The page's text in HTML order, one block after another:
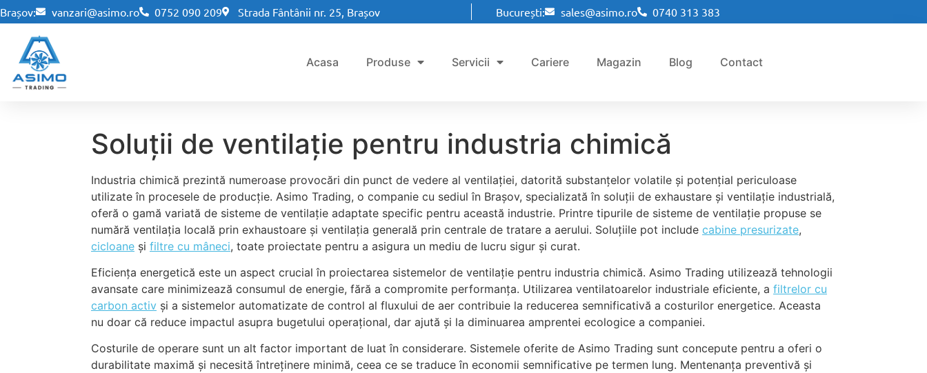
Brașov: vanzari@asimo.ro 0752 090 209 Strada Fântânii nr. 25, Brașov București: sales@asimo.ro 0740 313 383
Acasa Produse Servicii Cariere Magazin Blog Contact
Soluții de ventilație pentru industria chimică
Industria chimică prezintă numeroase provocări din punct de vedere al ventilației, datorită substanțelor volatile și potențial periculoase
utilizate în procesele de producție. Asimo Trading, o companie cu sediul în Brașov, specializată în soluții de exhaustare și ventilație industrială,
oferă o gamă variată de sisteme de ventilație adaptate specific pentru această industrie. Printre tipurile de sisteme de ventilație propuse se
numără ventilația locală prin exhaustoare și ventilația generală prin centrale de tratare a aerului. Soluțiile pot include cabine presurizate,
cicloane și filtre cu mâneci, toate proiectate pentru a asigura un mediu de lucru sigur și curat.
Eficiența energetică este un aspect crucial în proiectarea sistemelor de ventilație pentru industria chimică. Asimo Trading utilizează tehnologii
avansate care minimizează consumul de energie, fără a compromite performanța. Utilizarea ventilatoarelor industriale eficiente, a filtrelor cu
carbon activ și a sistemelor automatizate de control al fluxului de aer contribuie la reducerea semnificativă a costurilor energetice. Aceasta
nu doar că reduce impactul asupra bugetului operațional, dar ajută și la diminuarea amprentei ecologice a companiei.
Costurile de operare sunt un alt factor important de luat în considerare. Sistemele oferite de Asimo Trading sunt concepute pentru a oferi o
durabilitate maximă și necesită întreținere minimă, ceea ce se traduce în economii semnificative pe termen lung. Mentenanța preventivă și